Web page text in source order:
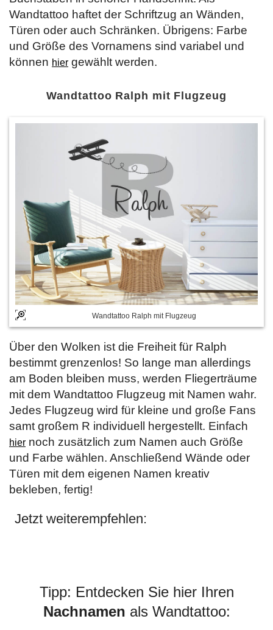
Wandtattoo haftet der Schriftzug an Wänden,
Türen oder auch Schränken. Übrigens: Farbe
und Größe des Vornamens sind variabel und
können hier gewählt werden.
Wandtattoo Ralph mit Flugzeug
Wandtattoo Ralph mit Flugzeug
Über den Wolken ist die Freiheit für Ralph
bestimmt grenzenlos! So lange man allerdings
am Boden bleiben muss, werden Fliegerträume
mit dem Wandtattoo Flugzeug mit Namen wahr.
Jedes Flugzeug wird für kleine und große Fans
samt großem R individuell hergestellt. Einfach
hier noch zusätzlich zum Namen auch Größe
und Farbe wählen. Anschließend Wände oder
Türen mit dem eigenen Namen kreativ
bekleben, fertig!
Jetzt weiterempfehlen:
Tipp: Entdecken Sie hier Ihren
Nachnamen als Wandtattoo: